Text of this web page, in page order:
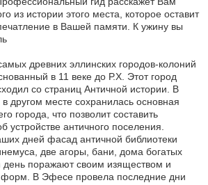
из истории этого места, которое оставит
в Вашей памяти. К ужину вы
древних эллинских городов-колоний
в 11 веке до Р.Х. Этот город
со страниц Античной истории. В
другом месте сохранилась основная
города, что позволит составить
устройстве античного поселения.
дней фасад античной библиотеки
две агоры, бани, дома богатых
день поражают своим изяществом и
форм. В Эфесе провела последние дни